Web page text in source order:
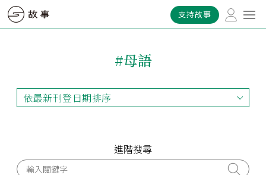
支持故事
#母語
依最新刊登日期排序
依最新刊登日期排序
進階搜尋